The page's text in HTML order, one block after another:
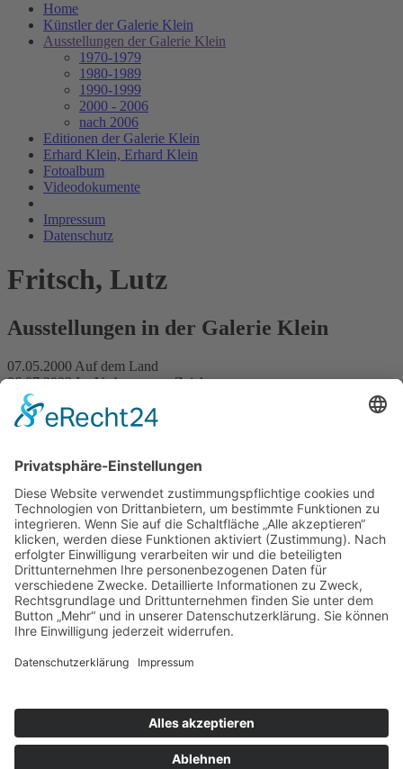
Home
Künstler der Galerie Klein
Ausstellungen der Galerie Klein
1970-1979
1980-1989
1990-1999
2000 - 2006
nach 2006
Editionen der Galerie Klein
Erhard Klein, Erhard Klein
Fotoalbum
Videodokumente
Impressum
Datenschutz
Fritsch, Lutz
Ausstellungen in der Galerie Klein
07.05.2000 Auf dem Land
06.07.2003 Im Verborgenen. Zeichnungen
22.05.2005 Aus dem Eis
Editionen, herausgegeben von der Galerie
Klein
Please, hold the Line
2002. Dritte Hand, 2 Stahllinien, blau und orange. Auflage: 9
Exemplare. Auf Zertifikat (DIN A5) signiert, datiert, nummeriert,
betitelt und bemalt.
Zurück zu Künstler
Abbildungen: Sehr gerne hätte ich Ihnen alle Abbildungen zu
hohen Kosten verbunden.
©2026Erhard Klein - Alle Rechte vorbehalten